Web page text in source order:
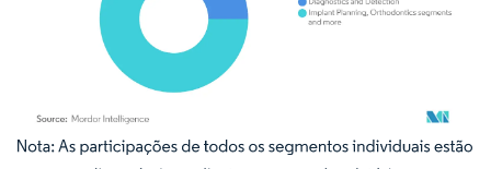
Imagem © Mordor Intelligence. O reuso requer atribuição conforme CC BY 4.0.